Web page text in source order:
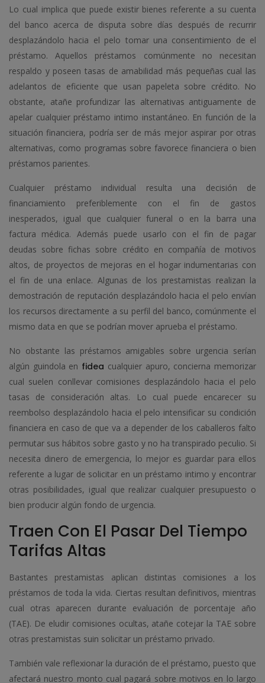
Lo cual implica que puede existir bienes referente a su cuenta
del banco acerca de disputa sobre días después de recurrir
desplazándolo hacia el pelo tomar una consentimiento de el
préstamo. Aquellos préstamos comúnmente no necesitan
respaldo y poseen tasas de amabilidad más pequeñas cual las
adelantos de eficiente que usan papeleta sobre crédito. No
obstante, atañe profundizar las alternativas antiguamente de
apelar cualquier préstamo intimo instantáneo. En función de la
situación financiera, podría ser de más mejor aspirar por otras
alternativas, como programas sobre favorece financiera o bien
préstamos parientes.
Cualquier préstamo individual resulta una decisión de
financiamiento preferiblemente con el fin de gastos
inesperados, igual que cualquier funeral o en la barra una
factura médica. Además puede usarlo con el fin de pagar
deudas sobre fichas sobre crédito en compañía de motivos
altos, de proyectos de mejoras en el hogar indumentarias con
el fin de una enlace. Algunas de los prestamistas realizan la
demostración de reputación desplazándolo hacia el pelo envían
los recursos directamente a su perfil del banco, comúnmente el
mismo data en que se podrí­an mover aprueba el préstamo.
No obstante las préstamos amigables sobre urgencia serían
algún guindola en fidea cualquier apuro, concierna memorizar
cual suelen conllevar comisiones desplazándolo hacia el pelo
tasas de consideración altas. Lo cual puede encarecer su
reembolso desplazándolo hacia el pelo intensificar su condición
financiera en caso de que va a depender de los caballeros falto
permutar sus hábitos sobre gasto y no ha transpirado peculio. Si
necesita dinero de emergencia, lo mejor es guardar para ellos
referente a lugar de solicitar en un préstamo intimo y encontrar
otras posibilidades, igual que realizar cualquier presupuesto o
bien producir algún fondo de urgencia.
Traen Con El Pasar Del Tiempo
Tarifas Altas
Bastantes prestamistas aplican distintas comisiones a los
préstamos de toda la vida. Ciertas resultan definitivos, mientras
cual otras aparecen durante evaluación de porcentaje año
(TAE). De eludir comisiones ocultas, atañe cotejar la TAE sobre
otras prestamistas suin solicitar un préstamo privado.
También vale reflexionar la duración de el préstamo, puesto que
afectará nuestro monto cual pagará sobre motivos en lo largo